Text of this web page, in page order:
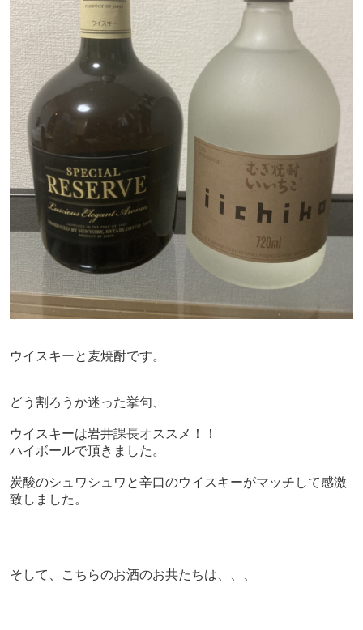
ウイスキーと麦焼酎です。
どう割ろうか迷った挙句、
ウイスキーは岩井課長オススメ！！
ハイボールで頂きました。
炭酸のシュワシュワと辛口のウイスキーがマッチして感激
致しました。
そして、こちらのお酒のお共たちは、、、